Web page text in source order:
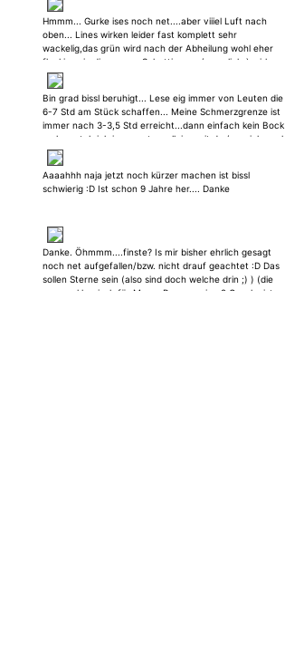
Hmmm... Gurke ises noch net....aber viiiel Luft nach
oben... Lines wirken leider fast komplett sehr
wackelig,das grün wird nach der Abheilung wohl eher
fleckig sein,die grauen Schattierung (ganz links) wirken
bissl deplaziert u kratzig :( Schade...hätte n schönes
buntes kleines Teil werden können. [edit]- bearbeitet
am 08.01.2016 um 20:48 -[/edit]
Bin grad bissl beruhigt... Lese eig immer von Leuten die
6-7 Std am Stück schaffen... Meine Schmerzgrenze ist
immer nach 3-3,5 Std erreicht...dann einfach kein Bock
mehr... steh ich ja garnet so alleine mit da (was ich auch
in den Kommis lese) :D Zum Tattoo: so garnet mein
Motiv,aber darum gehts hier ja net ;D Sieht bisher sehr
vielversprechend aus ! Durchhalten,dat wird bestimmt
was schickes !! :)
Aaaahhh naja jetzt noch kürzer machen ist bissl
schwierig :D Ist schon 9 Jahre her.... Danke
Danke. Öhmmm....finste? Is mir bisher ehrlich gesagt
noch net aufgefallen/bzw. nicht drauf geachtet :D Das
sollen Sterne sein (also sind doch welche drin ;) ) (die
gaaanz klassisch für Mama,Papa u seine 2 Geschwister